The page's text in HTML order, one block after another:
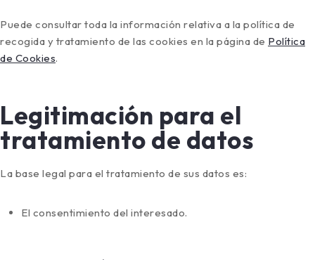
Puede consultar toda la información relativa a la política de
recogida y tratamiento de las cookies en la página de Política
de Cookies.
Legitimación para el
tratamiento de datos
La base legal para el tratamiento de sus datos es:
El consentimiento del interesado.